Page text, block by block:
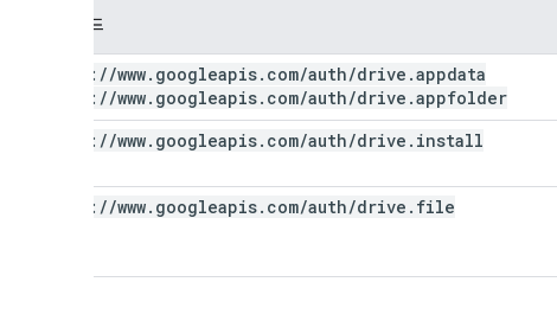
범위 코드
https: //www. googleapis. com/auth/drive .appdata
https: //www. googleapis. com/auth/drive .appfolder
https: //www. googleapis. com/auth/drive . install
https: //www. googleapis. com/auth/drive . file